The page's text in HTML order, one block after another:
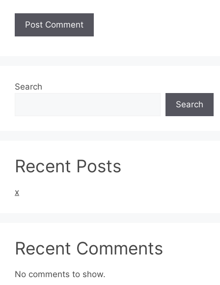
Search
Search
Recent Posts
x
Recent Comments
No comments to show.